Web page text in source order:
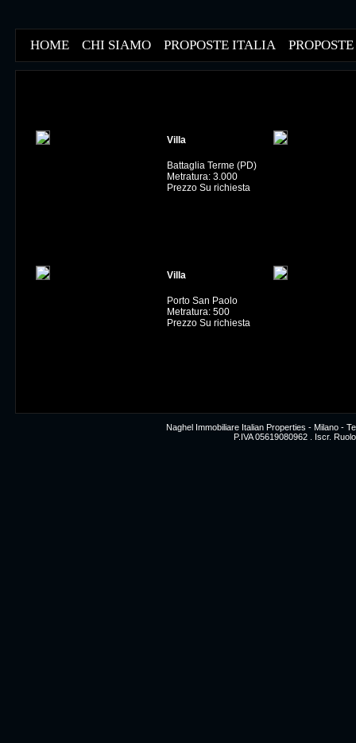
HOME CHI SIAMO PROPOSTE ITALIA
Villa
Battaglia Terme (PD)
Metratura: 3.000
Prezzo Su richiesta
Villa
Porto San Paolo
Metratura: 500
Prezzo Su richiesta
Naghel Immobiliare Italian Properties - Milano -
P.IVA 05619080962 . Iscr.